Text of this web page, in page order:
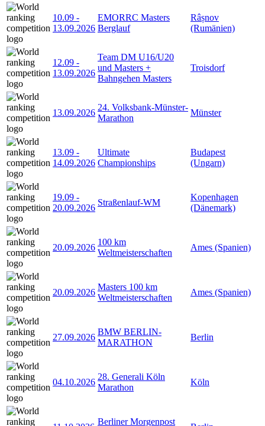
10.09 -
13.09.2026
EMORRC Masters
Berglauf
Râșnov
(Rumänien)
12.09 -
13.09.2026
Team DM U16/U20
und Masters +
Bahngehen Masters
Troisdorf
13.09.2026
24. Volksbank-Münster-
Marathon
Münster
13.09 -
14.09.2026
Ultimate
Championships
Budapest
(Ungarn)
19.09 -
20.09.2026
Straßenlauf-WM
Kopenhagen
(Dänemark)
20.09.2026
100 km
Weltmeisterschaften
Ames (Spanien)
20.09.2026
Masters 100 km
Weltmeisterschaften
Ames (Spanien)
27.09.2026
BMW BERLIN-
MARATHON
Berlin
04.10.2026
28. Generali Köln
Marathon
Köln
Berliner Morgenpost